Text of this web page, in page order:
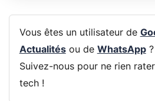
Vous êtes un utilisateur de
Actualitésou de WhatsApp?
Suivez-nous pour ne rien
tech !